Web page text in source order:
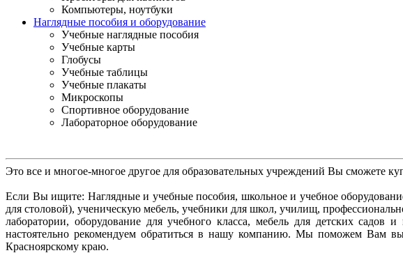
Компьютеры, ноутбуки
Наглядные пособия и оборудование
Учебные наглядные пособия
Учебные карты
Глобусы
Учебные таблицы
Учебные плакаты
Микроскопы
Спортивное оборудование
Лабораторное оборудование
Это все и многое-многое другое для образовательных учреждений Вы сможете
Если Вы ищите: Наглядные и учебные пособия, школьное и учебное
для столовой), ученическую мебель, учебники для школ, училищ,
лаборатории, оборудование для учебного класса, мебель для детских
настоятельно рекомендуем обратиться в нашу компанию. Мы поможем Вам
Красноярскому краю.